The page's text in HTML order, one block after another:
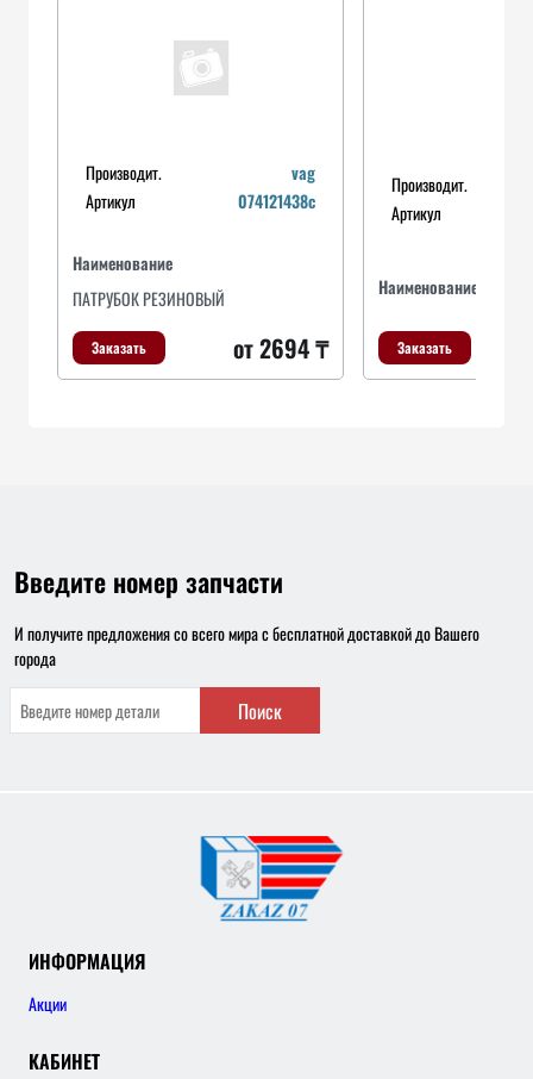
Производит.
vag
Артикул
074121438c
Наименование
ПАТРУБОК РЕЗИНОВЫЙ
Заказать от 2694 ₸
Производит.
Артикул
Наименование
Заказать
Введите номер запчасти
И получите предложения со всего мира с бесплатной доставкой до Вашего
города
Поиск
ИНФОРМАЦИЯ
Акции
КАБИНЕТ